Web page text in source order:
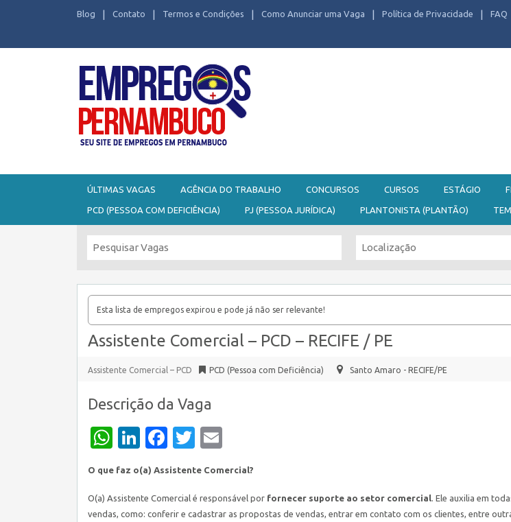
Blog Contato Termos e Condições Como Anunciar uma Vaga Política de Privacidade FAQ
ÚLTIMAS VAGAS AGÊNCIA DO TRABALHO CONCURSOS CURSOS ESTÁGIO
PCD (PESSOA COM DEFICIÊNCIA) PJ (PESSOA JURÍDICA) PLANTONISTA (PLANTÃO)
Esta lista de empregos expirou e pode já não ser relevante!
Assistente Comercial – PCD – RECIFE / PE
Assistente Comercial – PCD PCD (Pessoa com Deficiência) Santo Amaro - RECIFE/PE
Descrição da Vaga
WhatsApp
LinkedIn
Facebook
Twitter
O que faz o(a) Assistente Comercial?
O(a) Assistente Comercial é responsável por fornecer suporte ao setor comercial. Ele auxilia em
vendas, como: conferir e cadastrar as propostas de vendas, entrar em contato com os clientes, entre